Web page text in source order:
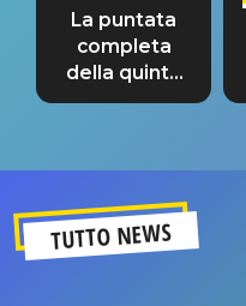
La puntata
completa
della quinta
tappa
TUTTO NEWS